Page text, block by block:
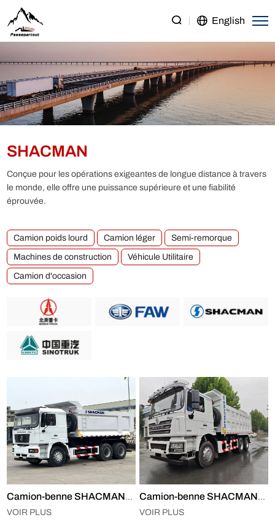
SHACMAN English
SHACMAN
Conçue pour les opérations exigeantes de longue distance à travers
le monde, elle offre une puissance supérieure et une fiabilité
éprouvée.
Camion poids lourd Camion léger
Semi-remorque
Machines de construction
Véhicule Utilitaire
Camion d'occasion
Camion-benne SHACMAN
F2000 6×4
VOIR PLUS
Camion-benne SHACMAN
F3000 6×4
VOIR PLUS